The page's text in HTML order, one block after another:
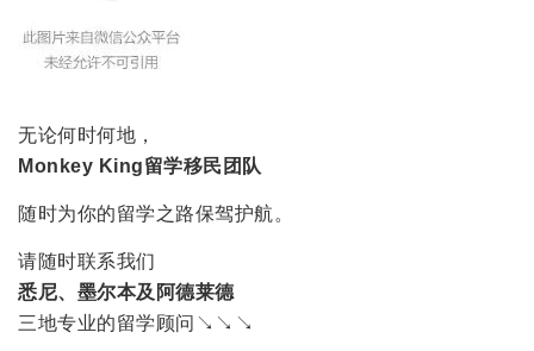
无论何时何地，
Monkey King留学移民团队
随时为你的留学之路保驾护航。
请随时联系我们
悉尼、墨尔本及阿德莱德
三地专业的留学顾问↘↘↘